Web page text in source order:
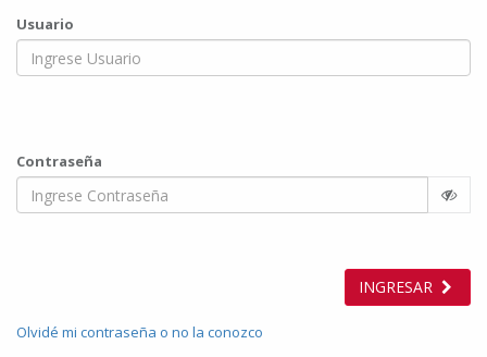
Usuario
Contraseña
INGRESAR
Olvidé mi contraseña o no la conozco